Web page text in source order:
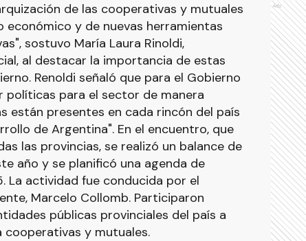
de las cooperativas y mutuales
económico y de nuevas herramientas
sostuvo María Laura Rinoldi,
al destacar la importancia de estas
Renoldi señaló que para el Gobierno
políticas para el sector de manera
están presentes en cada rincón del país
de Argentina". En el encuentro, que
las provincias, se realizó un balance de
año y se planificó una agenda de
La actividad fue conducida por el
Marcelo Collomb. Participaron
públicas provinciales del país a
cooperativas y mutuales.
Ads